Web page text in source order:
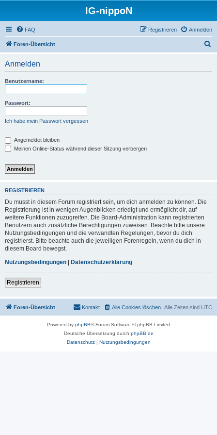
IG-nippoN
FAQ Anmelden
Registrieren
Foren-Übersicht
Anmelden
Benutzername:
Passwort:
Ich habe mein Passwort vergessen
Angemeldet bleiben
Meinen Online-Status während dieser Sitzung verbergen
REGISTRIEREN
Du musst in diesem Forum registriert sein, um dich anmelden zu können. Die
Registrierung ist in wenigen Augenblicken erledigt und ermöglicht dir, auf
weitere Funktionen zuzugreifen. Die Board-Administration kann registrierten
Benutzern auch zusätzliche Berechtigungen zuweisen. Beachte bitte unsere
Nutzungsbedingungen und die verwandten Regelungen, bevor du dich
registrierst. Bitte beachte auch die jeweiligen Forenregeln, wenn du dich in
diesem Board bewegst.
Nutzungsbedingungen | Datenschutzerklärung
Registrieren
Foren-Übersicht Alle Zeiten sind UTC
Alle Cookies löschen
Kontakt
Powered by phpBB® Forum Software © phpBB Limited
Deutsche Übersetzung durch phpBB.de
Datenschutz| Nutzungsbedingungen